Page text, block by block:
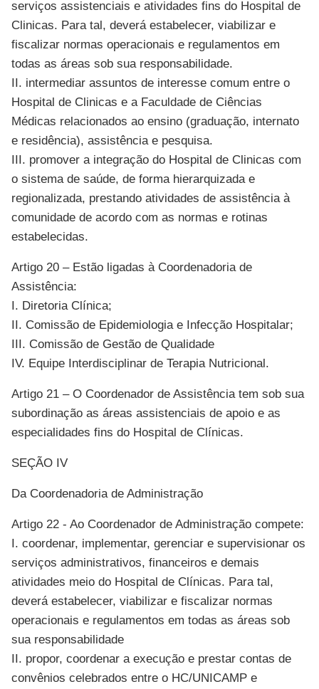
serviços assistenciais e atividades fins do Hospital de
Clinicas. Para tal, deverá estabelecer, viabilizar e
fiscalizar normas operacionais e regulamentos em
todas as áreas sob sua responsabilidade.
II. intermediar assuntos de interesse comum entre o
Hospital de Clinicas e a Faculdade de Ciências
Médicas relacionados ao ensino (graduação, internato
e residência), assistência e pesquisa.
III. promover a integração do Hospital de Clinicas com
o sistema de saúde, de forma hierarquizada e
regionalizada, prestando atividades de assistência à
comunidade de acordo com as normas e rotinas
estabelecidas.
Artigo 20 – Estão ligadas à Coordenadoria de
Assistência:
I. Diretoria Clínica;
II. Comissão de Epidemiologia e Infecção Hospitalar;
III. Comissão de Gestão de Qualidade
IV. Equipe Interdisciplinar de Terapia Nutricional.
Artigo 21 – O Coordenador de Assistência tem sob sua
subordinação as áreas assistenciais de apoio e as
especialidades fins do Hospital de Clínicas.
SEÇÃO IV
Da Coordenadoria de Administração
Artigo 22 - Ao Coordenador de Administração compete:
I. coordenar, implementar, gerenciar e supervisionar os
serviços administrativos, financeiros e demais
atividades meio do Hospital de Clínicas. Para tal,
deverá estabelecer, viabilizar e fiscalizar normas
operacionais e regulamentos em todas as áreas sob
sua responsabilidade
II. propor, coordenar a execução e prestar contas de
convênios celebrados entre o HC/UNICAMP e